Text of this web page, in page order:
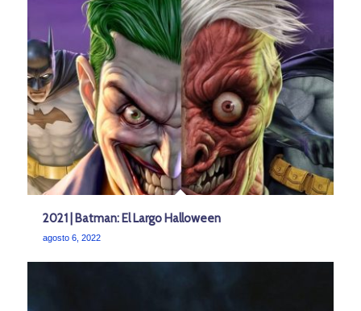
2021 | Batman: El Largo Halloween
agosto 6, 2022